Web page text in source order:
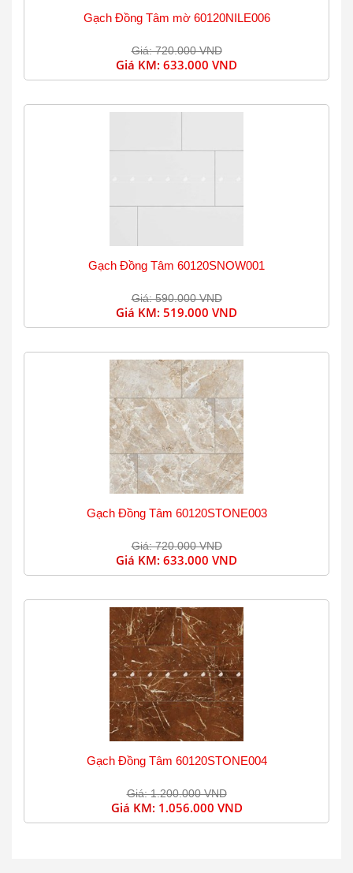
Gạch Đồng Tâm mờ 60120NILE006
Giá: 720.000 VND
Giá KM: 633.000 VND
Gạch Đồng Tâm 60120SNOW001
Giá: 590.000 VND
Giá KM: 519.000 VND
Gạch Đồng Tâm 60120STONE003
Giá: 720.000 VND
Giá KM: 633.000 VND
Gạch Đồng Tâm 60120STONE004
Giá: 1.200.000 VND
Giá KM: 1.056.000 VND